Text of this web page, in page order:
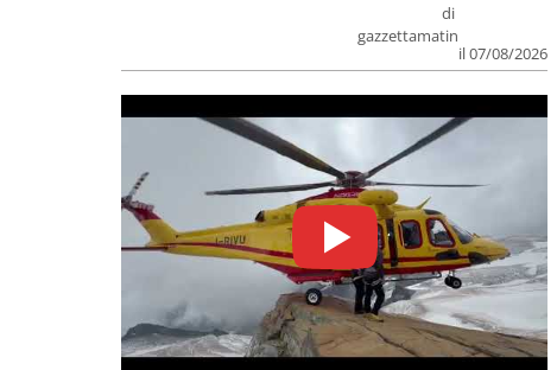
di
gazzettamatin
il 07/08/2026